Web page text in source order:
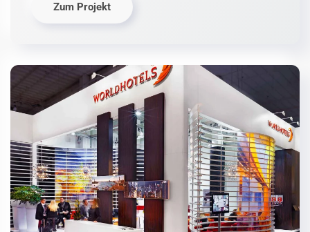
Zum Projekt